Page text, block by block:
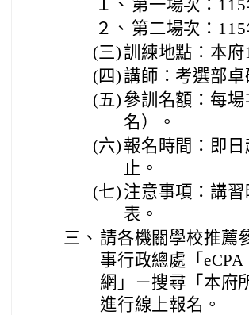
１、 第一場次：
２、 第二場次：
(三)訓練地點：本
(四)講師：考選部
(五) 參訓名額：每
名）。
(六) 報名時間：即
止。
(七) 注意事項：講
表。
三、 請各機關學校推薦
事行政總處「
網」－搜尋「本府
進行線上報名。